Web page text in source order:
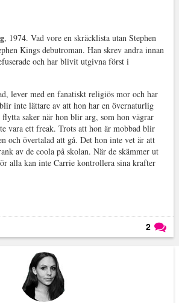
, 1974. Vad vore en skräcklista utan Stephen
Kings debutroman. Han skrev andra innan
och har blivit utgivna först i
lever med en fanatiskt religiös mor och har
inte lättare av att hon har en övernaturlig
saker när hon blir arg, som hon vägrar
vara ett freak. Trots att hon är mobbad blir
och övertalad att gå. Det hon inte vet är att
av de coola på skolan. När de skämmer ut
alla kan inte Carrie kontrollera sina krafter
2